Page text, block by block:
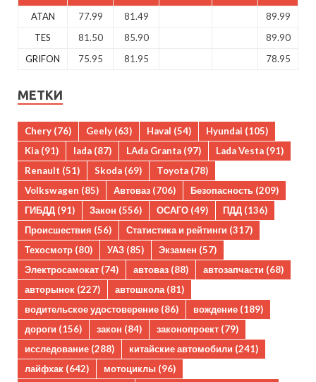
ATAN 77.99 81.49
89.99
TES
81.50 85.90
89.90
GRIFON
75.95 81.95 78.95
МЕТКИ
Chery (76) Geely (63) Haval (54) Hyundai (105)
Kia (91) lada (87) LAda Granta (97) Lada Vesta (91)
Renault (51) Skoda (69) Toyota (78)
Volkswagen (85) Автоваз (706) Безопасность (209)
ГИБДД (91) Закон (556) ОСАГО (49) ПДД (136)
Происшествия (56) Статистика и рейтинги (317)
Техосмотр (80) УАЗ (85) Экзамен (57)
Электросамокат (74) автоваз (88) автозапчасти (68)
авторынок (227) автошкола(81)
водительское удостоверение (86) вождение (189)
дороги (156) закон (84) законопроект (79)
исследование (288) китайские автомобили (241)
лайфхак (642) мотоциклы (96)